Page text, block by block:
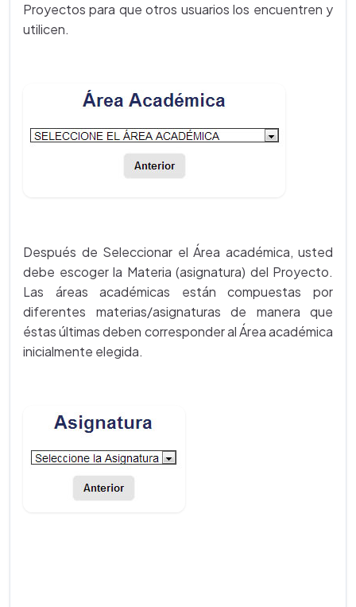
Proyectos para que otros usuarios los encuentren y
utilicen.
Después de Seleccionar el Área académica, usted
debe escoger la Materia (asignatura) del Proyecto.
Las áreas académicas están compuestas por
diferentes materias/asignaturas de manera que
éstas últimas deben corresponder al Área académica
inicialmente elegida.